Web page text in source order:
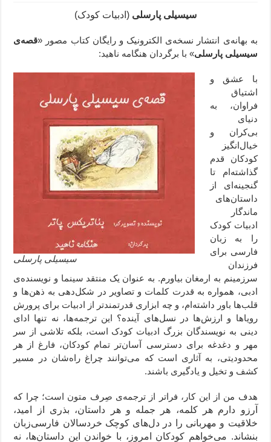
سیسیلی پارسلی(ادبیات کودک)
به بهانه‌ی انتشار نسخه‌ی الکترونیک و رایگان کتاب مصور «قصه‌ی
سیسیلی پارسلی» با برگردان هنگامه ناهید:
سیسیلی پارسلی
با عشق و
اشتیاق
فراوان، به
دنیای
بی‌کران و
خیال‌انگیز
کودکان قدم
گذاشته‌ام تا
گنجینه‌ای از
داستان‌های
ماندگار
ادبیات کودک
را به زبان
فارسی برای
فرزندان
سرزمینم به ارمغان بیاورم. به عنوان یک منتقد سینما و نویسنده‌ی
ادبی، همواره به قدرت کلمات و تصاویر در شکل‌دهی به ذهن‌ها و
قلب‌ها باور داشته‌ام، و چه ابزاری قدرتمندتر از ادبیات برای پرورش
رویاها و ارزش‌ها در نسل‌های آینده؟ این ترجمه‌ها، نه تنها ادای
دینی به نویسندگان بزرگ ادبیات کودک است، بلکه تلاشی از سر
مهر و دغدغه برای دسترسی آسان‌تر تمام کودکان، فارغ از هر
محدودیتی، به آثاری است که می‌توانند چراغ راه‌شان در مسیر
کشف و تخیل و یادگیری باشند.
هدف من از این کار، فراتر از ترجمه‌ی صِرف متون است؛ چرا که
آرزو دارم هر کلمه، هر جمله و هر داستان، بذری از امید،
خلاقیت و مهربانی را در دل‌های کوچک خردسالان فارسی‌زبان
بنشاند. می‌خواهم کودکان امروز، با خواندن این داستان‌ها، نه